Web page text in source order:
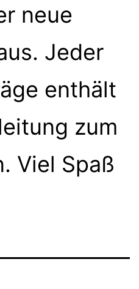
neue
Jeder
enthält
zum
Viel Spaß